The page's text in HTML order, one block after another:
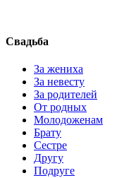
Свадьба
За жениха
За невесту
За родителей
От родных
Молодоженам
Брату
Сестре
Другу
Подруге